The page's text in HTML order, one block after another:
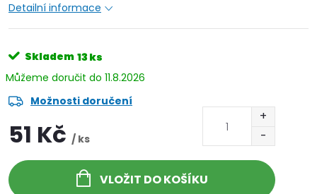
Detailní informace
Skladem 13 ks
11.8.2026
Možnosti doručení
51 Kč / ks
VLOŽIT DO KOŠÍKU